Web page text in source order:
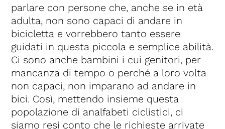
parlare con persone che, anche se in età
adulta, non sono capaci di andare in
bicicletta e vorrebbero tanto essere
guidati in questa piccola e semplice abilità.
Ci sono anche bambini i cui genitori, per
mancanza di tempo o perché a loro volta
non capaci, non imparano ad andare in
bici. Così, mettendo insieme questa
popolazione di analfabeti ciclistici, ci
siamo resi conto che le richieste arrivate